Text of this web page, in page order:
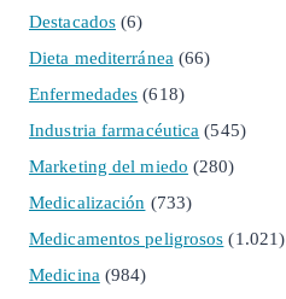
Destacados (6)
Dieta mediterránea (66)
Enfermedades (618)
Industria farmacéutica (545)
Marketing del miedo (280)
Medicalización (733)
Medicamentos peligrosos (1.021)
Medicina (984)